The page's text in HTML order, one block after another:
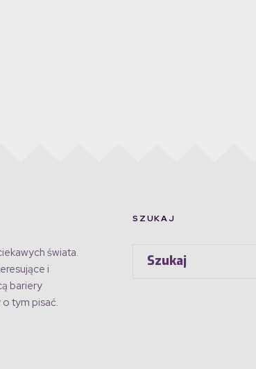
świata.
i
bariery
tym pisać.
SZUKAJ